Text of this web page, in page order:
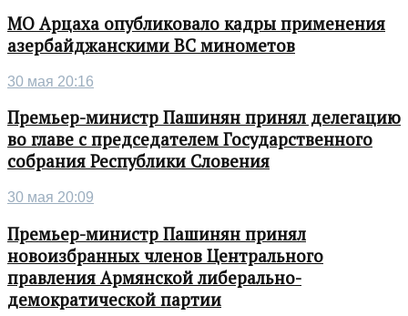
МО Арцаха опубликовало кадры применения
азербайджанскими ВС минометов
30 мая 20:16
Премьер-министр Пашинян принял делегацию
во главе с председателем Государственного
собрания Республики Словения
30 мая 20:09
Премьер-министр Пашинян принял
новоизбранных членов Центрального
правления Армянской либерально-
демократической партии